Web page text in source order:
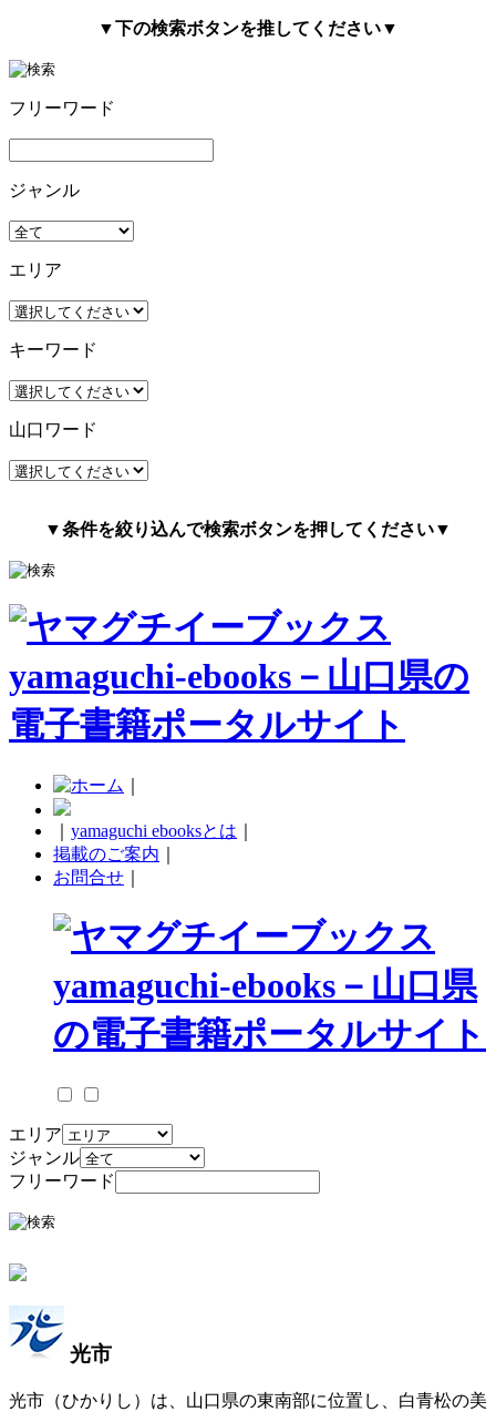
▼下の検索ボタンを推してください▼
フリーワード
ジャンル
エリア
キーワード
山口ワード
▼条件を絞り込んで検索ボタンを押してください▼
yamaguchi ebooksとは
掲載のご案内
お問合せ
エリア
ジャンル
フリーワード
光市
光市（ひかりし）は、山口県の東南部に位置し、白青松の美